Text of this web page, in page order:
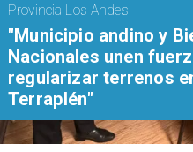
Provincia Los Andes
"Municipio andino y
Nacionales unen
regularizar terrenos
Terraplén"